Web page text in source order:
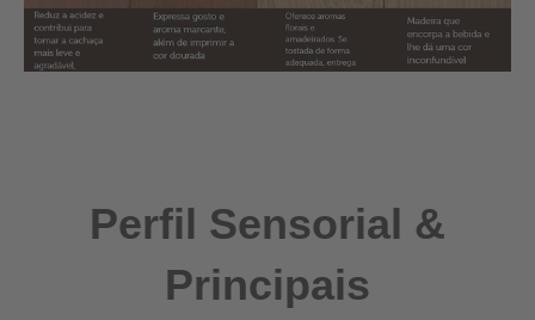
Perfil Sensorial &
Principais